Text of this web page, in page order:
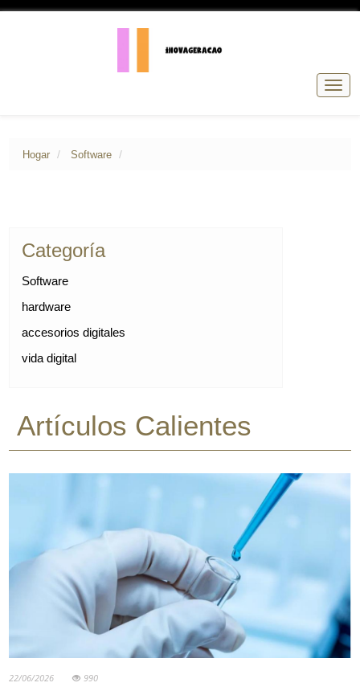
Hogar Software
Categoría
Software
hardware
accesorios digitales
vida digital
Artículos Calientes
22/06/2026 990